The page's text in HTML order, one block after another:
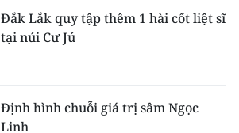
Đắk Lắk quy tập thêm 1 hài cốt liệt sĩ
tại núi Cư Jú
Định hình chuỗi giá trị sâm Ngọc
Linh